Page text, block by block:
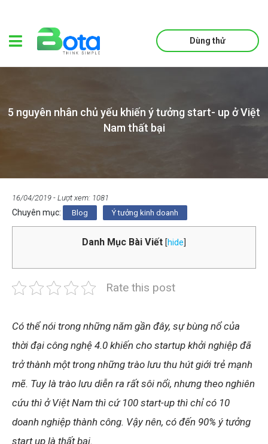
Dùng thử
5 nguyên nhân chủ yếu khiến ý tưởng start- up ở Việt
Nam thất bại
16/04/2019 - Lượt xem: 1081
Chuyên mục: Blog Ý tưởng kinh doanh
Danh Mục Bài Viết [hide
Rate this post
Có thể nói trong những năm gần đây, sự bùng nổ của
thời đại công nghệ 4.0 khiến cho startup khởi nghiệp đã
trở thành một trong những trào lưu thu hút giới trẻ mạnh
mẽ. Tuy là trào lưu diễn ra rất sôi nổi, nhưng theo nghiên
cứu thì ở Việt Nam thì cứ 100 start-up thì chỉ có 10
doanh nghiệp thành công. Vậy nên, có đến 90% ý tưởng
start up là thất bại.